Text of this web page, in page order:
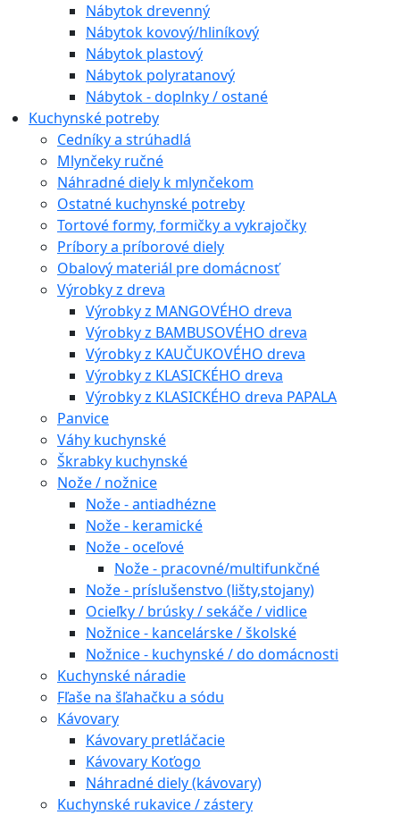
Nábytok drevenný
Nábytok kovový/hliníkový
Nábytok plastový
Nábytok polyratanový
Nábytok - doplnky / ostané
Kuchynské potreby
Cedníky a strúhadlá
Mlynčeky ručné
Náhradné diely k mlynčekom
Ostatné kuchynské potreby
Tortové formy, formičky a vykrajočky
Príbory a príborové diely
Obalový materiál pre domácnosť
Výrobky z dreva
Výrobky z MANGOVÉHO dreva
Výrobky z BAMBUSOVÉHO dreva
Výrobky z KAUČUKOVÉHO dreva
Výrobky z KLASICKÉHO dreva
Výrobky z KLASICKÉHO dreva PAPALA
Panvice
Váhy kuchynské
Škrabky kuchynské
Nože / nožnice
Nože - antiadhézne
Nože - keramické
Nože - oceľové
Nože - pracovné/multifunkčné
Nože - príslušenstvo (lišty,stojany)
Ocieľky / brúsky / sekáče / vidlice
Nožnice - kancelárske / školské
Nožnice - kuchynské / do domácnosti
Kuchynské náradie
Fľaše na šľahačku a sódu
Kávovary
Kávovary pretláčacie
Kávovary Koťogo
Náhradné diely (kávovary)
Kuchynské rukavice / zástery